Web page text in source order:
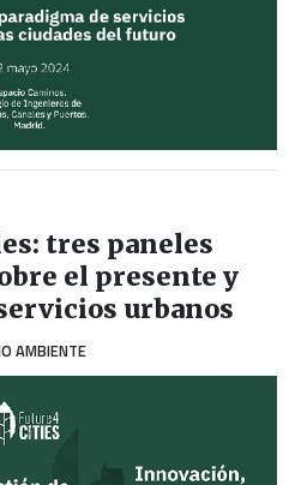
tres paneles
el presente y
urbanos
AMBIENTE